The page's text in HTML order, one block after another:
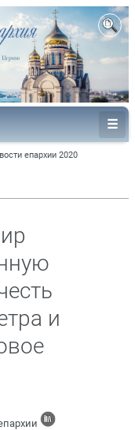
епархии 2020
и